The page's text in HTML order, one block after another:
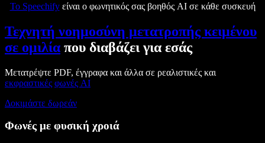
Το Speechifyείναι ο φωνητικός σας βοηθός AI σε κάθε συσκευή
Τεχνητή νοημοσύνη μετατροπής κειμένου
σε ομιλία που διαβάζει για εσάς
Μετατρέψτε PDF, έγγραφα και άλλα σε ρεαλιστικές και
εκφραστικές φωνές AI
Δοκιμάστε δωρεάν
Φωνές με φυσική χροιά